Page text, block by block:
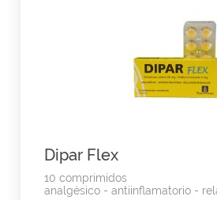
Dipar Flex
10 comprimidos
analgésico - antiinflamatorio -